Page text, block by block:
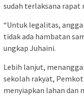
sudah terlaksana rapat
“Untuk legalitas,
tidak ada hambatan
ungkap Juhaini.
Lebih lanjut,
sekolah rakyat,
menyiapkan lahan dan